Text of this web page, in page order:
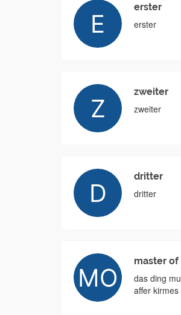
erster
erster
zweiter
zweiter
dritter
dritter
master
das ding
affer